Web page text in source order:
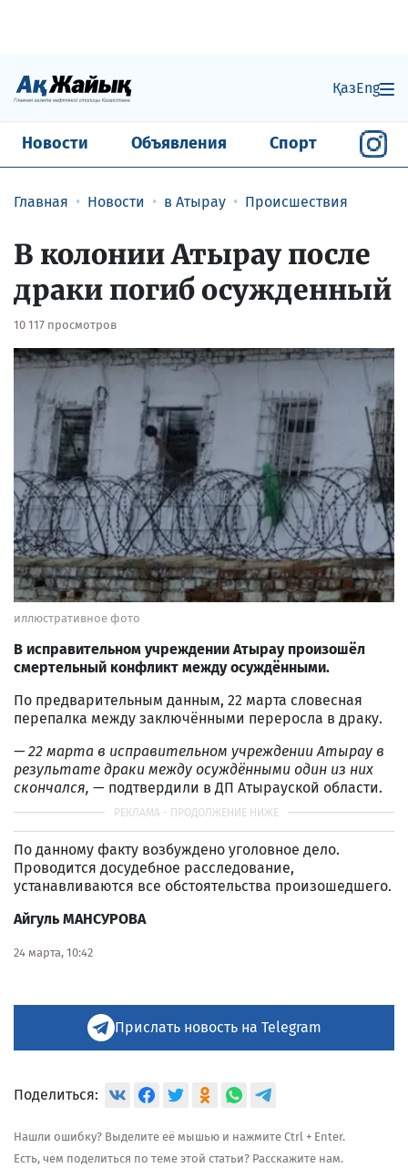
ҚазEng
Новости Объявления Спорт
Главная Новости в Атырау Происшествия
В колонии Атырау после
драки погиб осужденный
10 117 просмотров
иллюстративное фото
В исправительном учреждении Атырау произошёл
смертельный конфликт между осуждёнными.
По предварительным данным, 22 марта словесная
перепалка между заключёнными переросла в драку.
— 22 марта в исправительном учреждении Атырау в
результате драки между осуждёнными один из них
скончался, — подтвердили в ДП Атырауской области.
По данному факту возбуждено уголовное дело.
Проводится досудебное расследование,
устанавливаются все обстоятельства произошедшего.
Айгуль МАНСУРОВА
24 марта, 10:42
Прислать новость на Telegram
Поделиться:
Нашли ошибку? Выделите её мышью и нажмите Ctrl + Enter.
Есть, чем поделиться по теме этой статьи? Расскажите нам.